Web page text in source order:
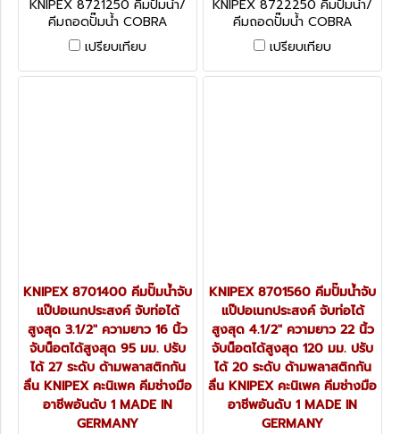
KNIPEX 8721250 คีมปั๊มน้ำ/
คีมถอดปั๊มน้ำ COBRA
QUICKSET จับท่อสูงสุด 50
มม. / 2 นิ้ว ความยาว 10 นิ้ว /
250 มม. จับน็อตได้สูงสุด 46
เปรียบเทียบ
KNIPEX 8722250 คีมปั๊มน้ำ/
คีมถอดปั๊มน้ำ COBRA
QUICKSET จับท่อสูงสุด 50
มม. / 2 นิ้ว ความยาว 10 นิ้ว
/250 มม. จับน็อตได้สูงสุด 46
เปรียบเทียบ
KNIPEX 8701400 คีมปั๊มน้ำจับ
แป๊ปอเนกประสงค์ จับท่อได้
สูงสุด 3.1/2" ความยาว 16 นิ้ว
จับน็อตได้สูงสุด 95 มม. ปรับ
ได้ 27 ระดับ ด้ามพลาสติกกัน
ลื่น KNIPEX คะนิเพค คีมช่างมือ
อาชีพอันดับ 1 MADE IN
GERMANY
KNIPEX 8701560 คีมปั๊มน้ำจับ
แป๊ปอเนกประสงค์ จับท่อได้
สูงสุด 4.1/2" ความยาว 22 นิ้ว
จับน็อตได้สูงสุด 120 มม. ปรับ
ได้ 20 ระดับ ด้ามพลาสติกกัน
ลื่น KNIPEX คะนิเพค คีมช่างมือ
อาชีพอันดับ 1 MADE IN
GERMANY